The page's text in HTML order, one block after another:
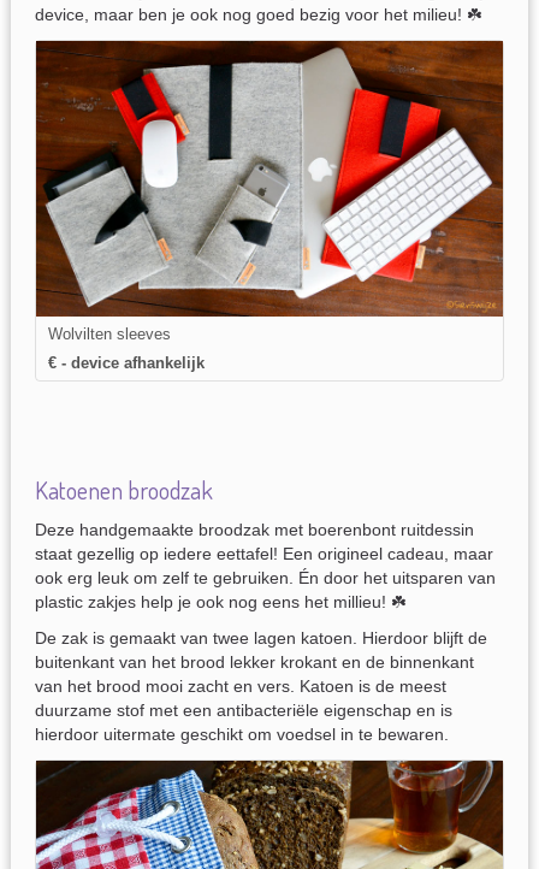
device, maar ben je ook nog goed bezig voor het milieu! ☘️
Wolvilten sleeves
€ - device afhankelijk
Katoenen broodzak
Deze handgemaakte broodzak met boerenbont ruitdessin
staat gezellig op iedere eettafel! Een origineel cadeau, maar
ook erg leuk om zelf te gebruiken. Én door het uitsparen van
plastic zakjes help je ook nog eens het millieu! ☘️
De zak is gemaakt van twee lagen katoen. Hierdoor blijft de
buitenkant van het brood lekker krokant en de binnenkant
van het brood mooi zacht en vers. Katoen is de meest
duurzame stof met een antibacteriële eigenschap en is
hierdoor uitermate geschikt om voedsel in te bewaren.